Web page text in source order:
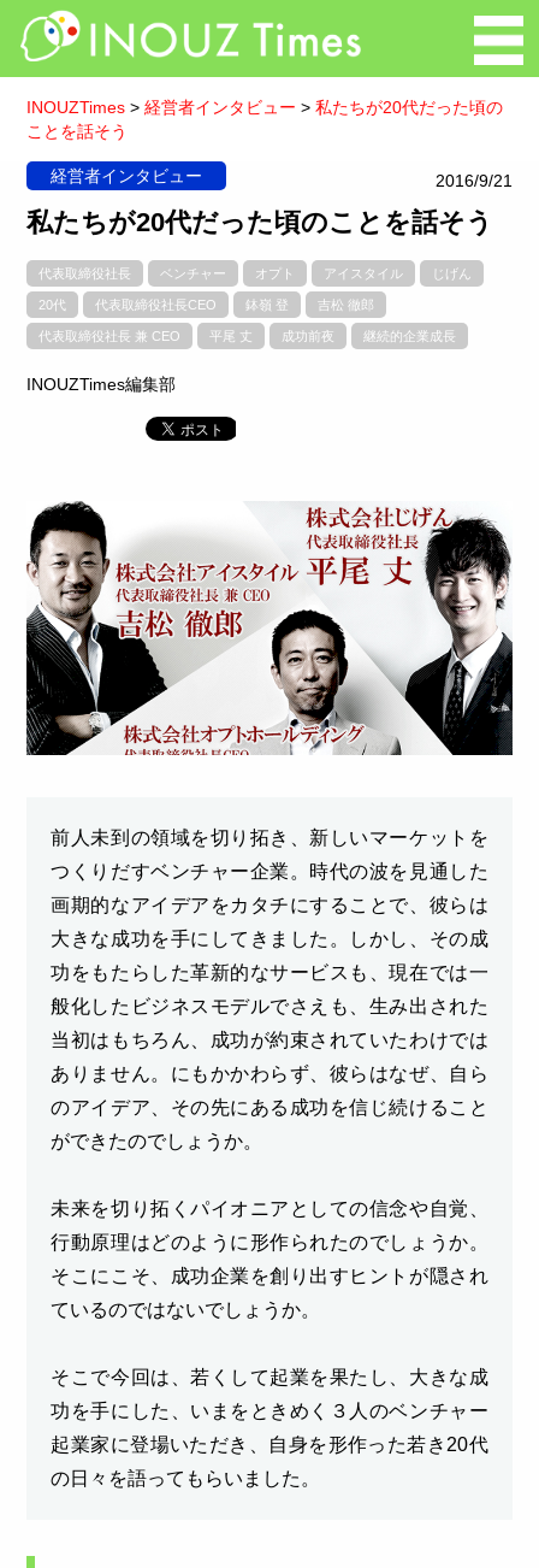
INOUZTimes >経営者インタビュー >私たちが20代だった頃の
ことを話そう
経営者インタビュー 2016/9/21
私たちが20代だった頃のことを話そう
代表取締役社長 ベンチャー オプト アイスタイル じげん
20代 代表取締役社長CEO 鉢嶺 登 吉松 徹郎
代表取締役社長 兼 CEO 平尾 丈 成功前夜 継続的企業成長
INOUZTimes編集部
前人未到の領域を切り拓き、新しいマーケットを
つくりだすベンチャー企業。時代の波を見通した
画期的なアイデアをカタチにすることで、彼らは
大きな成功を手にしてきました。しかし、その成
功をもたらした革新的なサービスも、現在では一
般化したビジネスモデルでさえも、生み出された
当初はもちろん、成功が約束されていたわけでは
ありません。にもかかわらず、彼らはなぜ、自ら
のアイデア、その先にある成功を信じ続けること
ができたのでしょうか。
未来を切り拓くパイオニアとしての信念や自覚、
行動原理はどのように形作られたのでしょうか。
そこにこそ、成功企業を創り出すヒントが隠され
ているのではないでしょうか。
そこで今回は、若くして起業を果たし、大きな成
功を手にした、いまをときめく３人のベンチャー
起業家に登場いただき、自身を形作った若き20代
の日々を語ってもらいました。